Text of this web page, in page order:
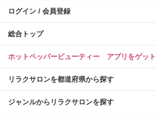
ログイン / 会員登録
総合トップ
ホットペッパービューティー アプリをゲット
リラクサロンを都道府県から探す
ジャンルからリラクサロンを探す